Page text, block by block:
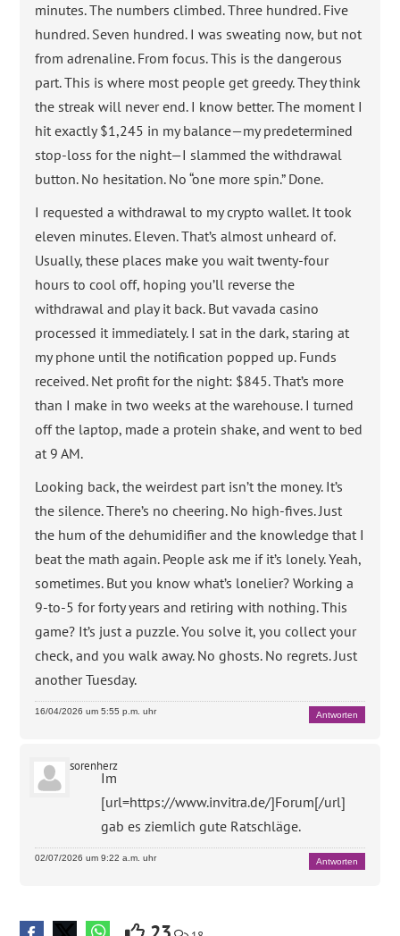
minutes. The numbers climbed. Three hundred. Five
hundred. Seven hundred. I was sweating now, but not
from adrenaline. From focus. This is the dangerous
part. This is where most people get greedy. They think
the streak will never end. I know better. The moment I
hit exactly $1,245 in my balance—my predetermined
stop-loss for the night—I slammed the withdrawal
button. No hesitation. No “one more spin.” Done.
I requested a withdrawal to my crypto wallet. It took
eleven minutes. Eleven. That’s almost unheard of.
Usually, these places make you wait twenty-four
hours to cool off, hoping you’ll reverse the
withdrawal and play it back. But vavada casino
processed it immediately. I sat in the dark, staring at
my phone until the notification popped up. Funds
received. Net profit for the night: $845. That’s more
than I make in two weeks at the warehouse. I turned
off the laptop, made a protein shake, and went to bed
at 9 AM.
Looking back, the weirdest part isn’t the money. It’s
the silence. There’s no cheering. No high-fives. Just
the hum of the dehumidifier and the knowledge that I
beat the math again. People ask me if it’s lonely. Yeah,
sometimes. But you know what’s lonelier? Working a
9-to-5 for forty years and retiring with nothing. This
game? It’s just a puzzle. You solve it, you collect your
check, and you walk away. No ghosts. No regrets. Just
another Tuesday.
16/04/2026 um 5:55 p.m. uhr Antworten
sorenherz
Im
[url=https://www.invitra.de/]Forum[/url]
gab es ziemlich gute Ratschläge.
02/07/2026 um 9:22 a.m. uhr Antworten